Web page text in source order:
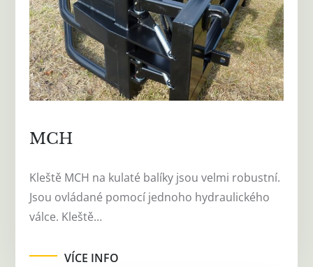
MCH
Kleště MCH na kulaté balíky jsou velmi robustní.
Jsou ovládané pomocí jednoho hydraulického
válce. Kleště…
VÍCE INFO